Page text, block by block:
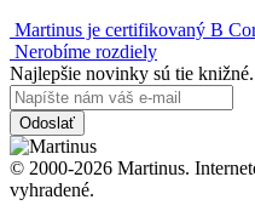
Martinus je certifikovaný B
Nerobíme rozdiely
Najlepšie novinky sú tie
Odoslať
© 2000-2026 Martinus.
vyhradené.